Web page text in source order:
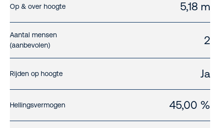
Op & over hoogte 5,18 m
Aantal mensen
(aanbevolen)
2
Rijden op hoogte Ja
Hellingsvermogen 45,00 %